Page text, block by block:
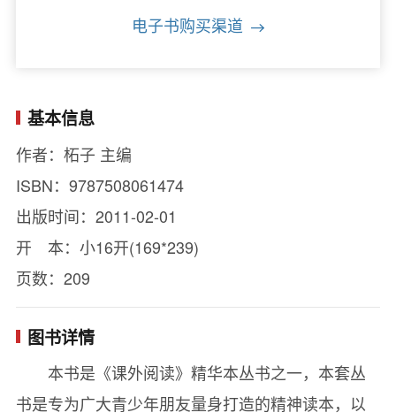
电子书购买渠道
基本信息
作者：柘子 主编
ISBN：9787508061474
出版时间：2011-02-01
开 本：小16开(169*239)
页数：209
图书详情
本书是《课外阅读》精华本丛书之一，本套丛
书是专为广大青少年朋友量身打造的精神读本，以